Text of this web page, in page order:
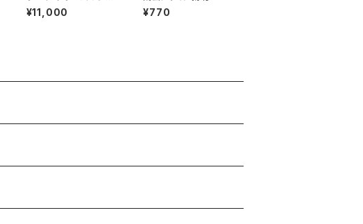
ワズリ円筒壺
¥11,000 ¥770